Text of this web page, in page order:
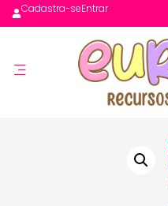
Cadastra-seEntrar